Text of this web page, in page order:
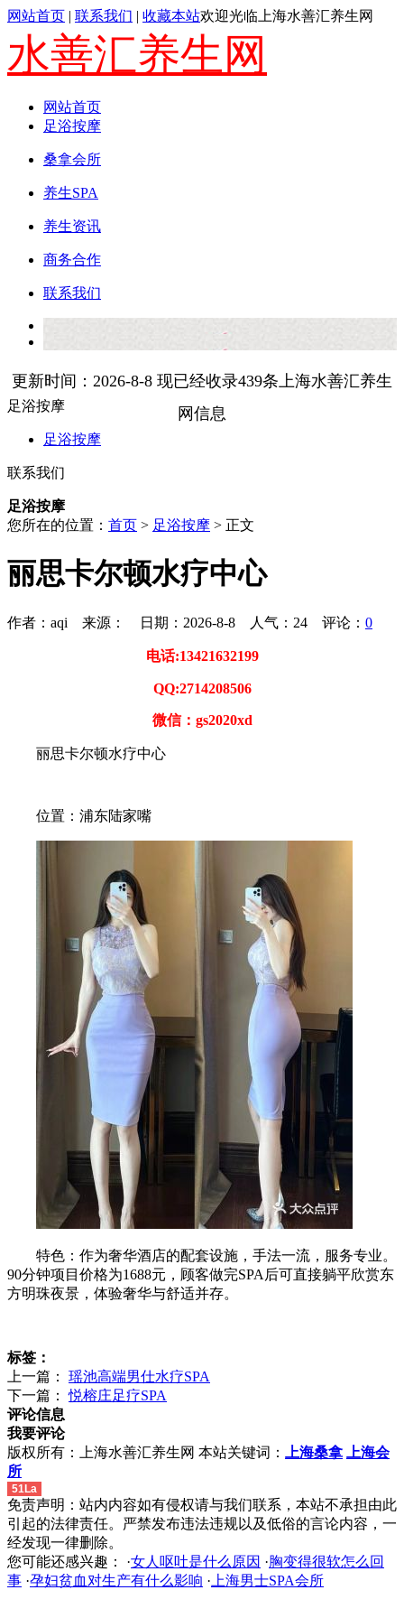
网站首页 | 联系我们 | 收藏本站欢迎光临上海水善汇养生网
水善汇养生网
网站首页
足浴按摩
桑拿会所
养生SPA
养生资讯
商务合作
联系我们
更新时间：2026-8-8 现已经收录439条上海水善汇养生
网信息
足浴按摩
足浴按摩
联系我们
足浴按摩
您所在的位置： 首页 > 足浴按摩 > 正文
丽思卡尔顿水疗中心
作者：aqi 来源： 日期：2026-8-8 人气： 24 评论： 0
电话:13421632199
QQ:2714208506
微信：gs2020xd
丽思卡尔顿水疗中心
位置：浦东陆家嘴
特色：作为奢华酒店的配套设施，手法一流，服务专业。
90分钟项目价格为1688元，顾客做完SPA后可直接躺平欣赏东
方明珠夜景，体验奢华与舒适并存。
标签：
上一篇： 瑶池高端男仕水疗SPA
下一篇：悦榕庄足疗SPA
评论信息
我要评论
版权所有：上海水善汇养生网 本站关键词：
上海桑拿
上海会
所
51La
免责声明：站内内容如有侵权请与我们联系，本站不承担由此
引起的法律责任。严禁发布违法违规以及低俗的言论内容，一
经发现一律删除。
您可能还感兴趣： ·女人呕吐是什么原因 ·胸变得很软怎么回
事 ·孕妇贫血对生产有什么影响 · 上海男士SPA会所